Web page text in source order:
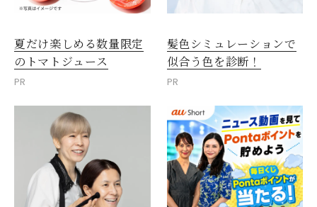
夏だけ楽しめる数量限定
のトマトジュース
PR
髪色シミュレーションで
似合う色を診断！
PR